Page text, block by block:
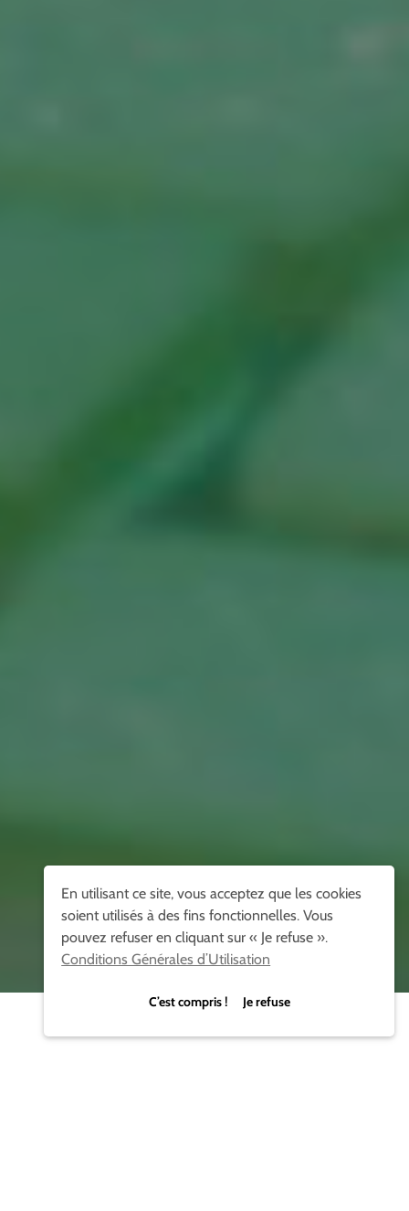
En utilisant ce site, vous acceptez que les cookies
soient utilisés à des fins fonctionnelles. Vous
pouvez refuser en cliquant sur « Je refuse ».
Conditions Générales d’Utilisation
C’est compris ! Je refuse